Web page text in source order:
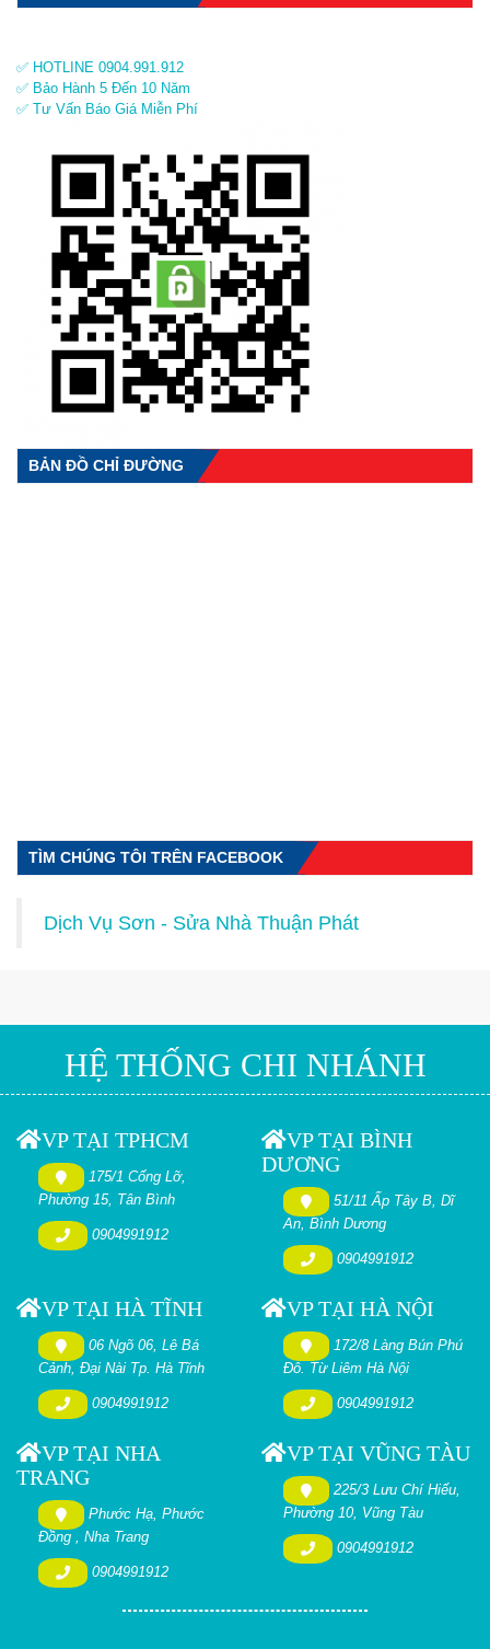
✅ HOTLINE 0904.991.912
✅ Bảo Hành 5 Đến 10 Năm
✅ Tư Vấn Báo Giá Miễn Phí
BẢN ĐỒ CHỈ ĐƯỜNG
TÌM CHÚNG TÔI TRÊN FACEBOOK
Dịch Vụ Sơn - Sửa Nhà Thuận Phát
HỆ THỐNG CHI NHÁNH
VP TẠI TPHCM
175/1 Cống Lỡ,
Phường 15, Tân Bình
0904991912
VP TẠI BÌNH
DƯƠNG
51/11 Ấp Tây B, Dĩ
An, Bình Dương
0904991912
VP TẠI HÀ TĨNH
06 Ngõ 06, Lê Bá
Cảnh, Đại Nài Tp. Hà Tĩnh
0904991912
VP TẠI HÀ NỘI
172/8 Làng Bún Phú
Đô. Từ Liêm Hà Nội
0904991912
VP TẠI NHA
TRANG
Phước Hạ, Phước
Đồng , Nha Trang
0904991912
VP TẠI VŨNG TÀU
225/3 Lưu Chí Hiếu,
Phường 10, Vũng Tàu
0904991912